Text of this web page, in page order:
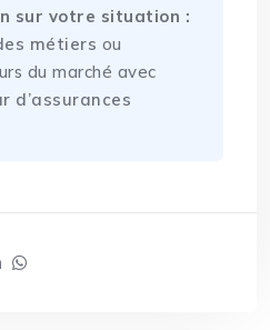
sur votre situation :
métiers ou
du marché avec
d’assurances